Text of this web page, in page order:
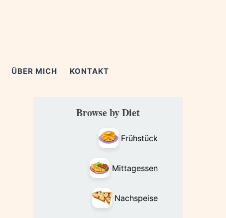
ÜBER MICH KONTAKT
Primary
SidebarBrowse by Diet
Frühstück
Mittagessen
Nachspeise